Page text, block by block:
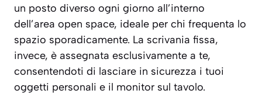
un posto diverso ogni giorno all’interno
dell’area open space, ideale per chi frequenta lo
spazio sporadicamente. La scrivania fissa,
invece, è assegnata esclusivamente a te,
consentendoti di lasciare in sicurezza i tuoi
oggetti personali e il monitor sul tavolo.